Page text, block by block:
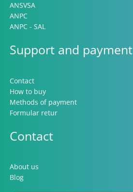
ANSVSA
ANPC
ANPC - SAL
Support and payment
Contact
How to buy
Methods of payment
Formular retur
Contact
About us
Blog